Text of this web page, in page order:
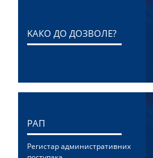
KАКО ДО ДОЗВОЛЕ?
РАП
Регистар административних